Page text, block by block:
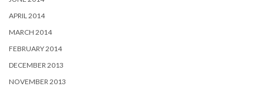
APRIL 2014
MARCH 2014
FEBRUARY 2014
DECEMBER 2013
NOVEMBER 2013